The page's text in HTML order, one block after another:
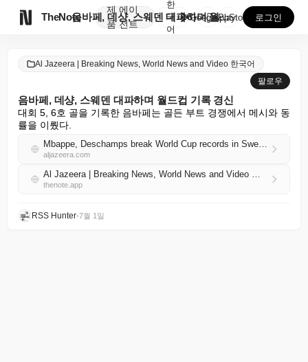
TheNote
제
품
에이
전트
음바페, 데샹, 스웨덴 대파하며 월드컵 기록 경신
한
국
어
GooglePlay
AppStore 로그인
Al Jazeera | Breaking News, World News and Video 한국어
팔로우
음바페, 데샹, 스웨덴 대파하며 월드컵 기록 경신
대회 5, 6호 골을 기록한 음바페는 골든 부트 경쟁에서 메시와 동
률을 이뤘다.
Mbappe, Deschamps break World Cup records in Sweden thrashing
aljazeera.com
Al Jazeera | Breaking News, World News and Video 한국어 RSS
thenote.app
RSS Hunter•7월 1일